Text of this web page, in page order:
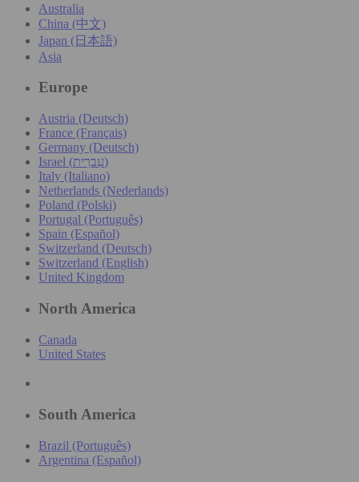
Australia
China (中文)
Japan (日本語)
Asia
Europe
Austria (Deutsch)
France (Français)
Germany (Deutsch)
Israel (עִברִית)
Italy (Italiano)
Netherlands (Nederlands)
Poland (Polski)
Portugal (Português)
Spain (Español)
Switzerland (Deutsch)
Switzerland (English)
United Kingdom
North America
Canada
United States
South America
Brazil (Português)
Argentina (Español)